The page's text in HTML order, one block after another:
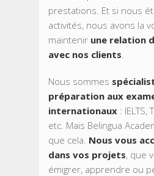
prestations. Et si nous
activités, nous avons la
maintenir une relation
avec nos clients.
Nous sommes
préparation aux
internationaux : IELTS,
etc. Mais Belingua
que cela. Nous vous
dans vos projets, que
émigrer, apprendre ou